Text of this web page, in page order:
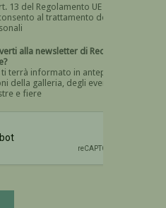
13 del Regolamento UE n.
trattamento dei
Devi dare il consenso
alla newsletter di Recta
ti terrà informato in anteprima
della galleria, degli eventi
e fiere